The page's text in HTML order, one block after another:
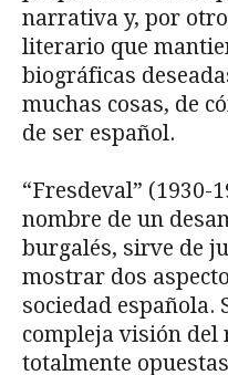
narrativa y, por
literario que
biográficas
muchas cosas, de
de ser español.
“Fresdeval” (1930-
nombre de un
burgalés, sirve de
mostrar dos
sociedad española.
compleja visión del
totalmente